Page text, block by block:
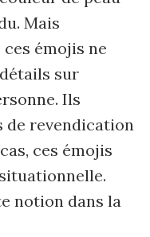
Mais
émojis ne
sur
Ils
de revendication
ces émojis
notion dans la